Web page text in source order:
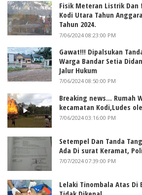
Fisik Meteran Listrik Dan
Kodi Utara Tahun
Tahun 2024.
7/06/2024 08:23:00 PM
Gawat!!! Dipalsukan
Warga Bandar Setia
Jalur Hukum
7/06/2024 08:50:00 PM
Breaking news... Rumah
kecamatan Kodi,Ludes
7/06/2024 03:16:00 PM
Setempel Dan Tanda
Ada Di surat Keramat,
7/07/2024 07:39:00 PM
Lelaki Tinombala Atas Di